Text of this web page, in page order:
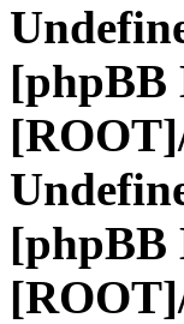
[phpBB
[phpBB